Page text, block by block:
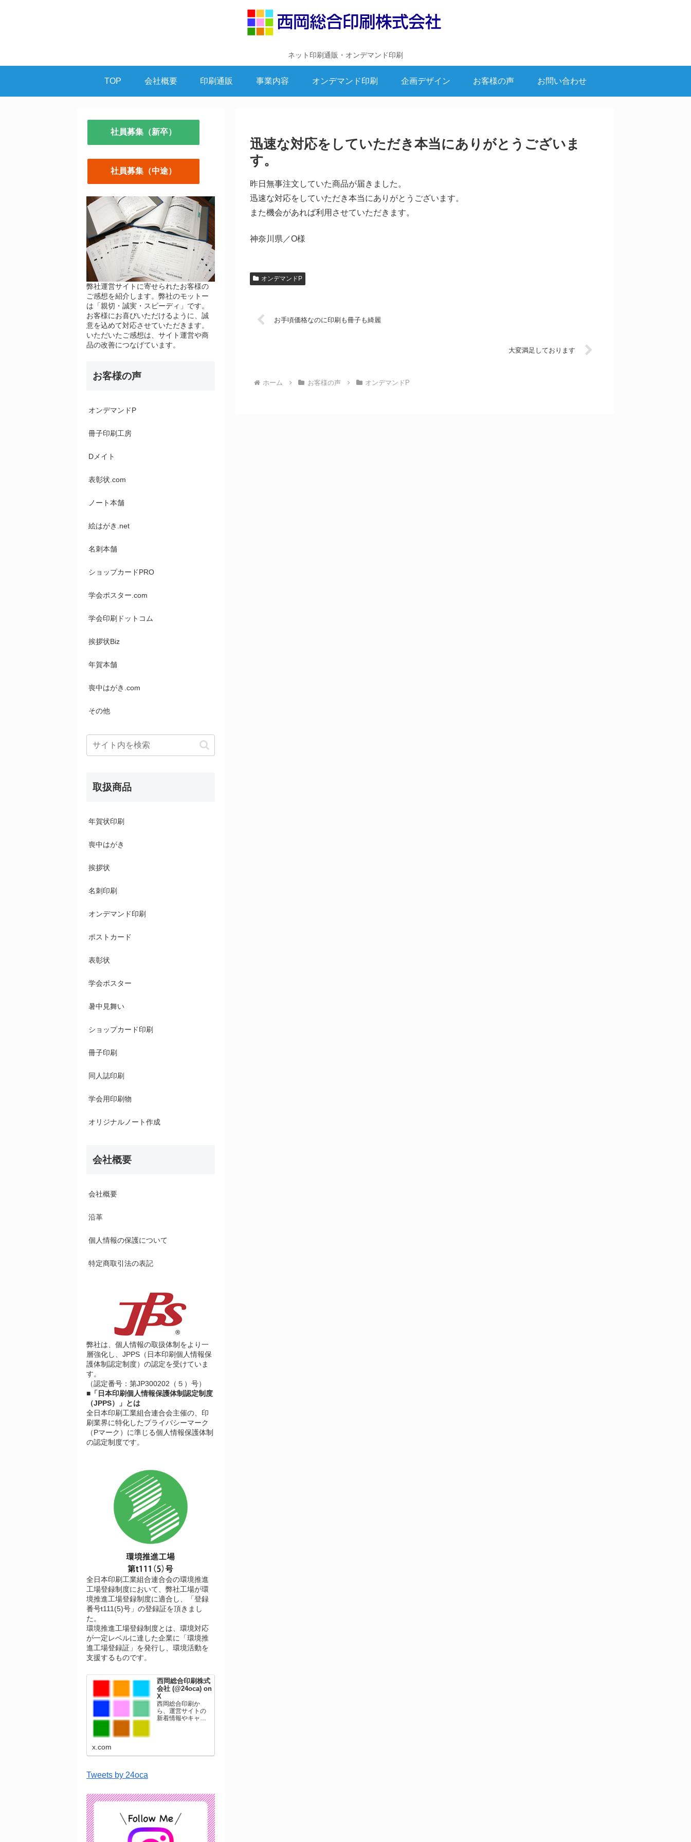
ネット印刷通販・オンデマンド印刷
TOP 会社概要 印刷通販 事業内容 オンデマンド印刷 企画デザイン お客様の声 お問い合わせ
迅速な対応をしていただき本当にありがとうございま
す。
昨日無事注文していた商品が届きました。
迅速な対応をしていただき本当にありがとうございます。
また機会があれば利用させていただきます。
神奈川県／O様
オンデマンドP
お手頃価格なのに印刷も冊子も綺麗
大変満足しております
ホーム お客様の声 オンデマンドP
社員募集（新卒）
社員募集（中途）
弊社運営サイトに寄せられたお客様の
ご感想を紹介します。弊社のモットー
は「親切・誠実・スピーディ」です。
お客様にお喜びいただけるように、誠
意を込めて対応させていただきます。
いただいたご感想は、サイト運営や商
品の改善につなげています。
お客様の声
オンデマンドP
冊子印刷工房
Dメイト
表彰状.com
ノート本舗
絵はがき.net
名刺本舗
ショップカードPRO
学会ポスター.com
学会印刷ドットコム
挨拶状Biz
年賀本舗
喪中はがき.com
その他
取扱商品
年賀状印刷
喪中はがき
挨拶状
名刺印刷
オンデマンド印刷
ポストカード
表彰状
学会ポスター
暑中見舞い
ショップカード印刷
冊子印刷
同人誌印刷
学会用印刷物
オリジナルノート作成
会社概要
会社概要
沿革
個人情報の保護について
特定商取引法の表記
弊社は、個人情報の取扱体制をより一
層強化し、JPPS（日本印刷個人情報保
護体制認定制度）の認定を受けていま
す。
（認定番号：第JP300202（５）号）
■「日本印刷個人情報保護体制認定制度
（JPPS）」とは
全日本印刷工業組合連合会主催の、印
刷業界に特化したプライバシーマーク
（Pマーク）に準じる個人情報保護体制
の認定制度です。
全日本印刷工業組合連合会の環境推進
工場登録制度において、弊社工場が環
境推進工場登録制度に適合し、「登録
番号t111(5)号」の登録証を頂きまし
た。
環境推進工場登録制度とは、環境対応
が一定レベルに達した企業に「環境推
進工場登録証」を発行し、環境活動を
支援するものです。
西岡総合印刷株式
会社 (@24oca) on
X
西岡総合印刷か
ら、運営サイトの
新着情報やキャン
ています。
x.com
Tweets by 24oca